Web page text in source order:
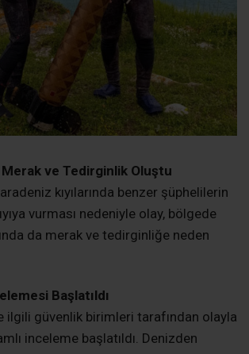
duruyor.